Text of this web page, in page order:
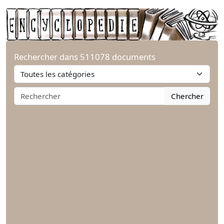
Rechercher dans 511078 documents
Chercher